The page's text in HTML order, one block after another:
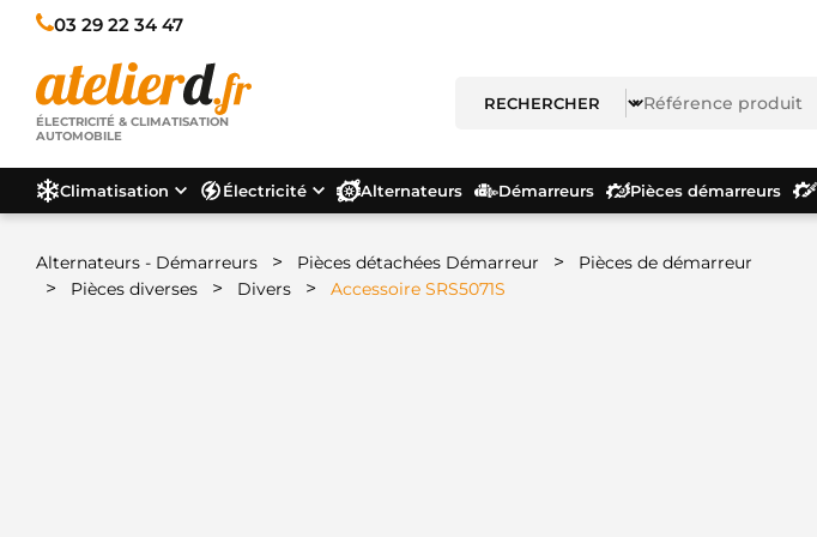
03 29 22 34 47
ÉLECTRICITÉ & CLIMATISATION
AUTOMOBILE
Climatisation Électricité Alternateurs Démarreurs Pièces démarreurs
Alternateurs - Démarreurs > Pièces détachées Démarreur > Pièces de démarreur
> Pièces diverses > Divers > Accessoire SRS5071S